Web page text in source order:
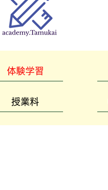
体験学習
授業料